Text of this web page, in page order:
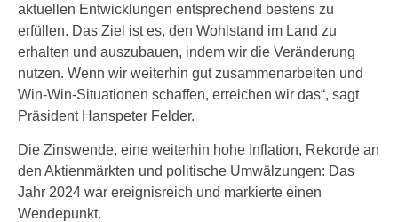
aktuellen Entwicklungen entsprechend bestens zu
erfüllen. Das Ziel ist es, den Wohlstand im Land zu
erhalten und auszubauen, indem wir die Veränderung
nutzen. Wenn wir weiterhin gut zusammenarbeiten und
Win-Win-Situationen schaffen, erreichen wir das“, sagt
Präsident Hanspeter Felder.
Die Zinswende, eine weiterhin hohe Inflation, Rekorde an
den Aktienmärkten und politische Umwälzungen: Das
Jahr 2024 war ereignisreich und markierte einen
Wendepunkt.